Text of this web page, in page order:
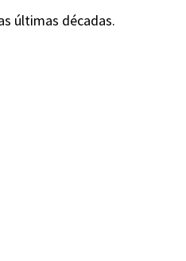
últimas décadas.